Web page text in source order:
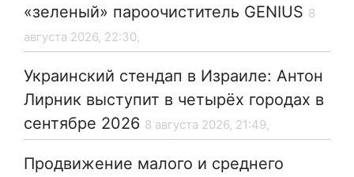
«зеленый» пароочиститель GENIUS 8
августа 2026, 22:30,
Украинский стендап в Израиле: Антон
Лирник выступит в четырёх городах в
сентябре 2026 8 августа 2026, 21:49,
Продвижение малого и среднего